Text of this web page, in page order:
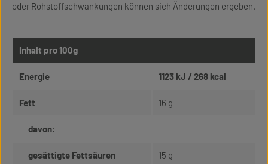
oder Rohstoffschwankungen können sich Änderungen ergeben.
Inhalt pro 100g
Energie 1123 kJ / 268 kcal
Fett 16 g
davon:
gesättigte Fettsäuren 15 g